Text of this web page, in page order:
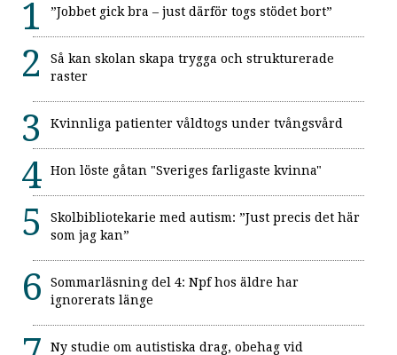
”Jobbet gick bra – just därför togs stödet bort”
Så kan skolan skapa trygga och strukturerade
raster
Kvinnliga patienter våldtogs under tvångsvård
Hon löste gåtan "Sveriges farligaste kvinna"
Skolbibliotekarie med autism: ”Just precis det här
som jag kan”
Sommarläsning del 4: Npf hos äldre har
ignorerats länge
Ny studie om autistiska drag, obehag vid